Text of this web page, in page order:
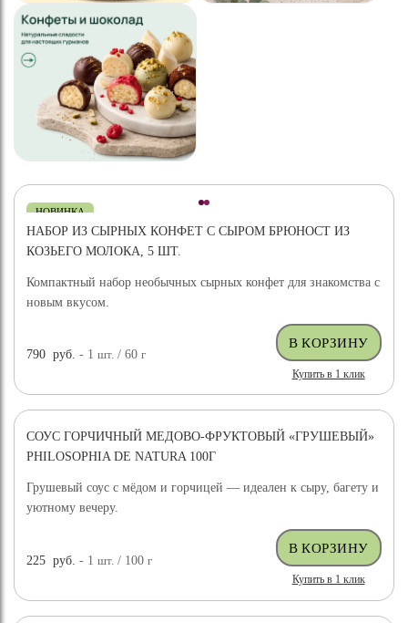
НОВИНКА
НАБОР ИЗ СЫРНЫХ КОНФЕТ С СЫРОМ БРЮНОСТ ИЗ
КОЗЬЕГО МОЛОКА, 5 ШТ.
Компактный набор необычных сырных конфет для знакомства с
новым вкусом.
790 руб. - 1шт. / 60г
Купить в 1 клик
СОУС ГОРЧИЧНЫЙ МЕДОВО-ФРУКТОВЫЙ «ГРУШЕВЫЙ»
PHILOSOPHIA DE NATURA 100Г
Грушевый соус с мёдом и горчицей — идеален к сыру, багету и
уютному вечеру.
225 руб. - 1шт. / 100г
Купить в 1 клик